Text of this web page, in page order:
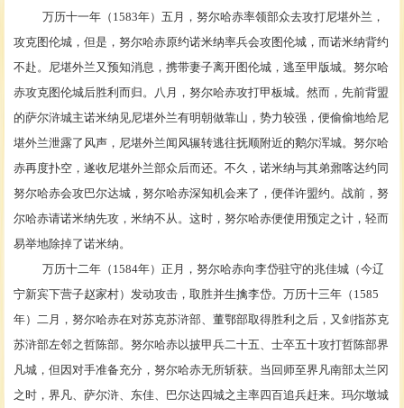
万历十一年（ 1583年）五月，努尔哈赤率领部众去攻打尼堪外兰，
攻克图伦城，但是，努尔哈赤原约诺米纳率兵会攻图伦城，而诺米纳背约
不赴。尼堪外兰又预知消息，携带妻子离开图伦城，逃至甲版城。努尔哈
赤攻克图伦城后胜利而归。八月，努尔哈赤攻打甲板城。然而，先前背盟
的萨尔浒城主诺米纳见尼堪外兰有明朝做靠山，势力较强，便偷偷地给尼
堪外兰泄露了风声，尼堪外兰闻风辗转逃往抚顺附近的鹅尔浑城。努尔哈
赤再度扑空，遂收尼堪外兰部众后而还。不久，诺米纳与其弟鼐喀达约同
努尔哈赤会攻巴尔达城，努尔哈赤深知机会来了，便佯许盟约。战前，努
尔哈赤请诺米纳先攻，米纳不从。这时，努尔哈赤便使用预定之计，轻而
易举地除掉了诺米纳。
万历十二年（ 1584年）正月，努尔哈赤向李岱驻守的兆佳城（今辽
宁新宾下营子赵家村）发动攻击，取胜并生擒李岱。万历十三年（ 1585
年）二月，努尔哈赤在对苏克苏浒部、董鄂部取得胜利之后，又剑指苏克
苏浒部左邻之哲陈部。努尔哈赤以披甲兵二十五、士卒五十攻打哲陈部界
凡城，但因对手准备充分，努尔哈赤无所斩获。当回师至界凡南部太兰冈
之时，界凡、萨尔浒、东佳、巴尔达四城之主率四百追兵赶来。玛尔墩城